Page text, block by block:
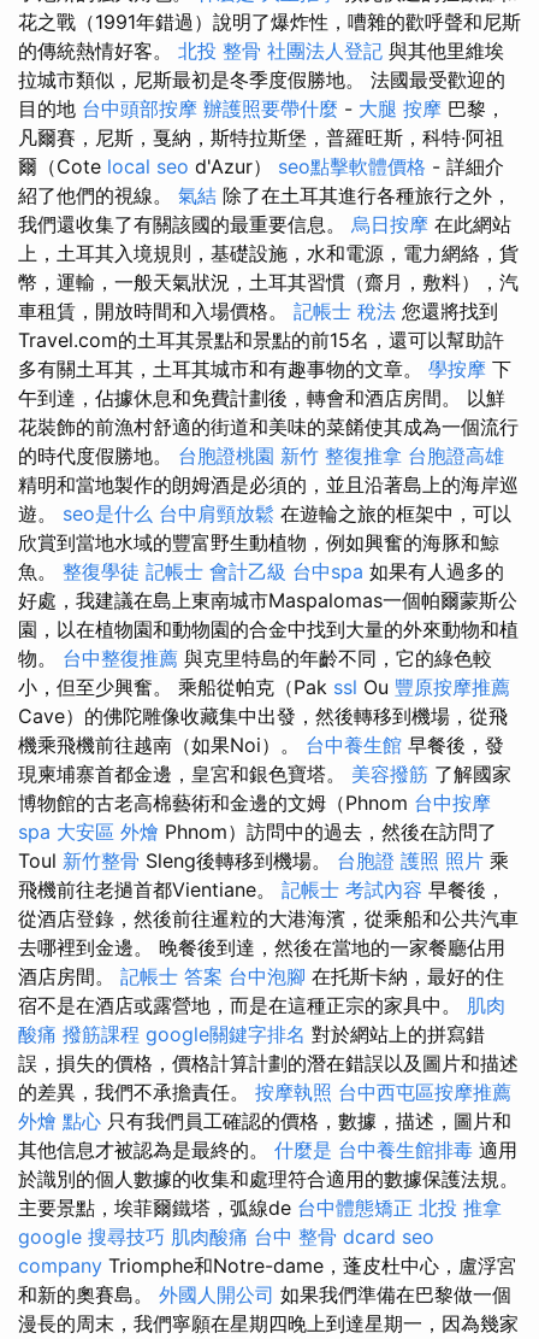
花之戰（1991年錯過）說明了爆炸性，嘈雜的歡呼聲和尼斯
的傳統熱情好客。 北投 整骨 社團法人登記 與其他里維埃
拉城市類似，尼斯最初是冬季度假勝地。 法國最受歡迎的
目的地 台中頭部按摩 辦護照要帶什麼 - 大腿 按摩 巴黎，
凡爾賽，尼斯，戛納，斯特拉斯堡，普羅旺斯，科特·阿祖
爾（Cote local seo d'Azur） seo點擊軟體價格 - 詳細介
紹了他們的視線。 氣結 除了在土耳其進行各種旅行之外，
我們還收集了有關該國的最重要信息。 烏日按摩 在此網站
上，土耳其入境規則，基礎設施，水和電源，電力網絡，貨
幣，運輸，一般天氣狀況，土耳其習慣（齋月，敷料），汽
車租賃，開放時間和入場價格。 記帳士 稅法 您還將找到
Travel.com的土耳其景點和景點的前15名，還可以幫助許
多有關土耳其，土耳其城市和有趣事物的文章。 學按摩 下
午到達，佔據休息和免費計劃後，轉會和酒店房間。 以鮮
花裝飾的前漁村舒適的街道和美味的菜餚使其成為一個流行
的時代度假勝地。 台胞證桃園 新竹 整復推拿 台胞證高雄
精明和當地製作的朗姆酒是必須的，並且沿著島上的海岸巡
遊。 seo是什么 台中肩頸放鬆 在遊輪之旅的框架中，可以
欣賞到當地水域的豐富野生動植物，例如興奮的海豚和鯨
魚。 整復學徒 記帳士 會計乙級 台中spa 如果有人過多的
好處，我建議在島上東南城市Maspalomas一個帕爾蒙斯公
園，以在植物園和動物園的合金中找到大量的外來動物和植
物。 台中整復推薦 與克里特島的年齡不同，它的綠色較
小，但至少興奮。 乘船從帕克（Pak ssl Ou 豐原按摩推薦
Cave）的佛陀雕像收藏集中出發，然後轉移到機場，從飛
機乘飛機前往越南（如果Noi）。 台中養生館 早餐後，發
現柬埔寨首都金邊，皇宮和銀色寶塔。 美容撥筋 了解國家
博物館的古老高棉藝術和金邊的文姆（Phnom 台中按摩
spa 大安區 外燴 Phnom）訪問中的過去，然後在訪問了
Toul 新竹整骨 Sleng後轉移到機場。 台胞證 護照 照片 乘
飛機前往老撾首都Vientiane。 記帳士 考試內容 早餐後，
從酒店登錄，然後前往暹粒的大港海濱，從乘船和公共汽車
去哪裡到金邊。 晚餐後到達，然後在當地的一家餐廳佔用
酒店房間。 記帳士 答案 台中泡腳 在托斯卡納，最好的住
宿不是在酒店或露營地，而是在這種正宗的家具中。 肌肉
酸痛 撥筋課程 google關鍵字排名 對於網站上的拼寫錯
誤，損失的價格，價格計算計劃的潛在錯誤以及圖片和描述
的差異，我們不承擔責任。 按摩執照 台中西屯區按摩推薦
外燴 點心 只有我們員工確認的價格，數據，描述，圖片和
其他信息才被認為是最終的。 什麼是 台中養生館排毒 適用
於識別的個人數據的收集和處理符合適用的數據保護法規。
主要景點，埃菲爾鐵塔，弧線de 台中體態矯正 北投 推拿
google 搜尋技巧 肌肉酸痛 台中 整骨 dcard seo
company Triomphe和Notre-dame，蓬皮杜中心，盧浮宮
和新的奧賽島。 外國人開公司 如果我們準備在巴黎做一個
漫長的周末，我們寧願在星期四晚上到達星期一，因為幾家